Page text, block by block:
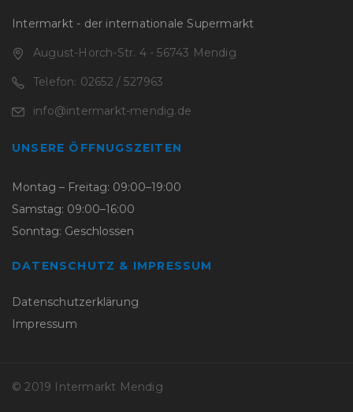
Intermarkt - der internationale Supermarkt
August-Horch-Str. 4 - 56743 Mendig
Telefon: 02652 / 527963
info@intermarkt-mendig.de
UNSERE ÖFFNUGSZEITEN
Montag – Freitag: 09:00–19:00
Samstag: 09:00–16:00
Sonntag: Geschlossen
DATENSCHUTZ & IMPRESSUM
Datenschutzerklärung
Impressum
© 2019 Intermarkt Mendig